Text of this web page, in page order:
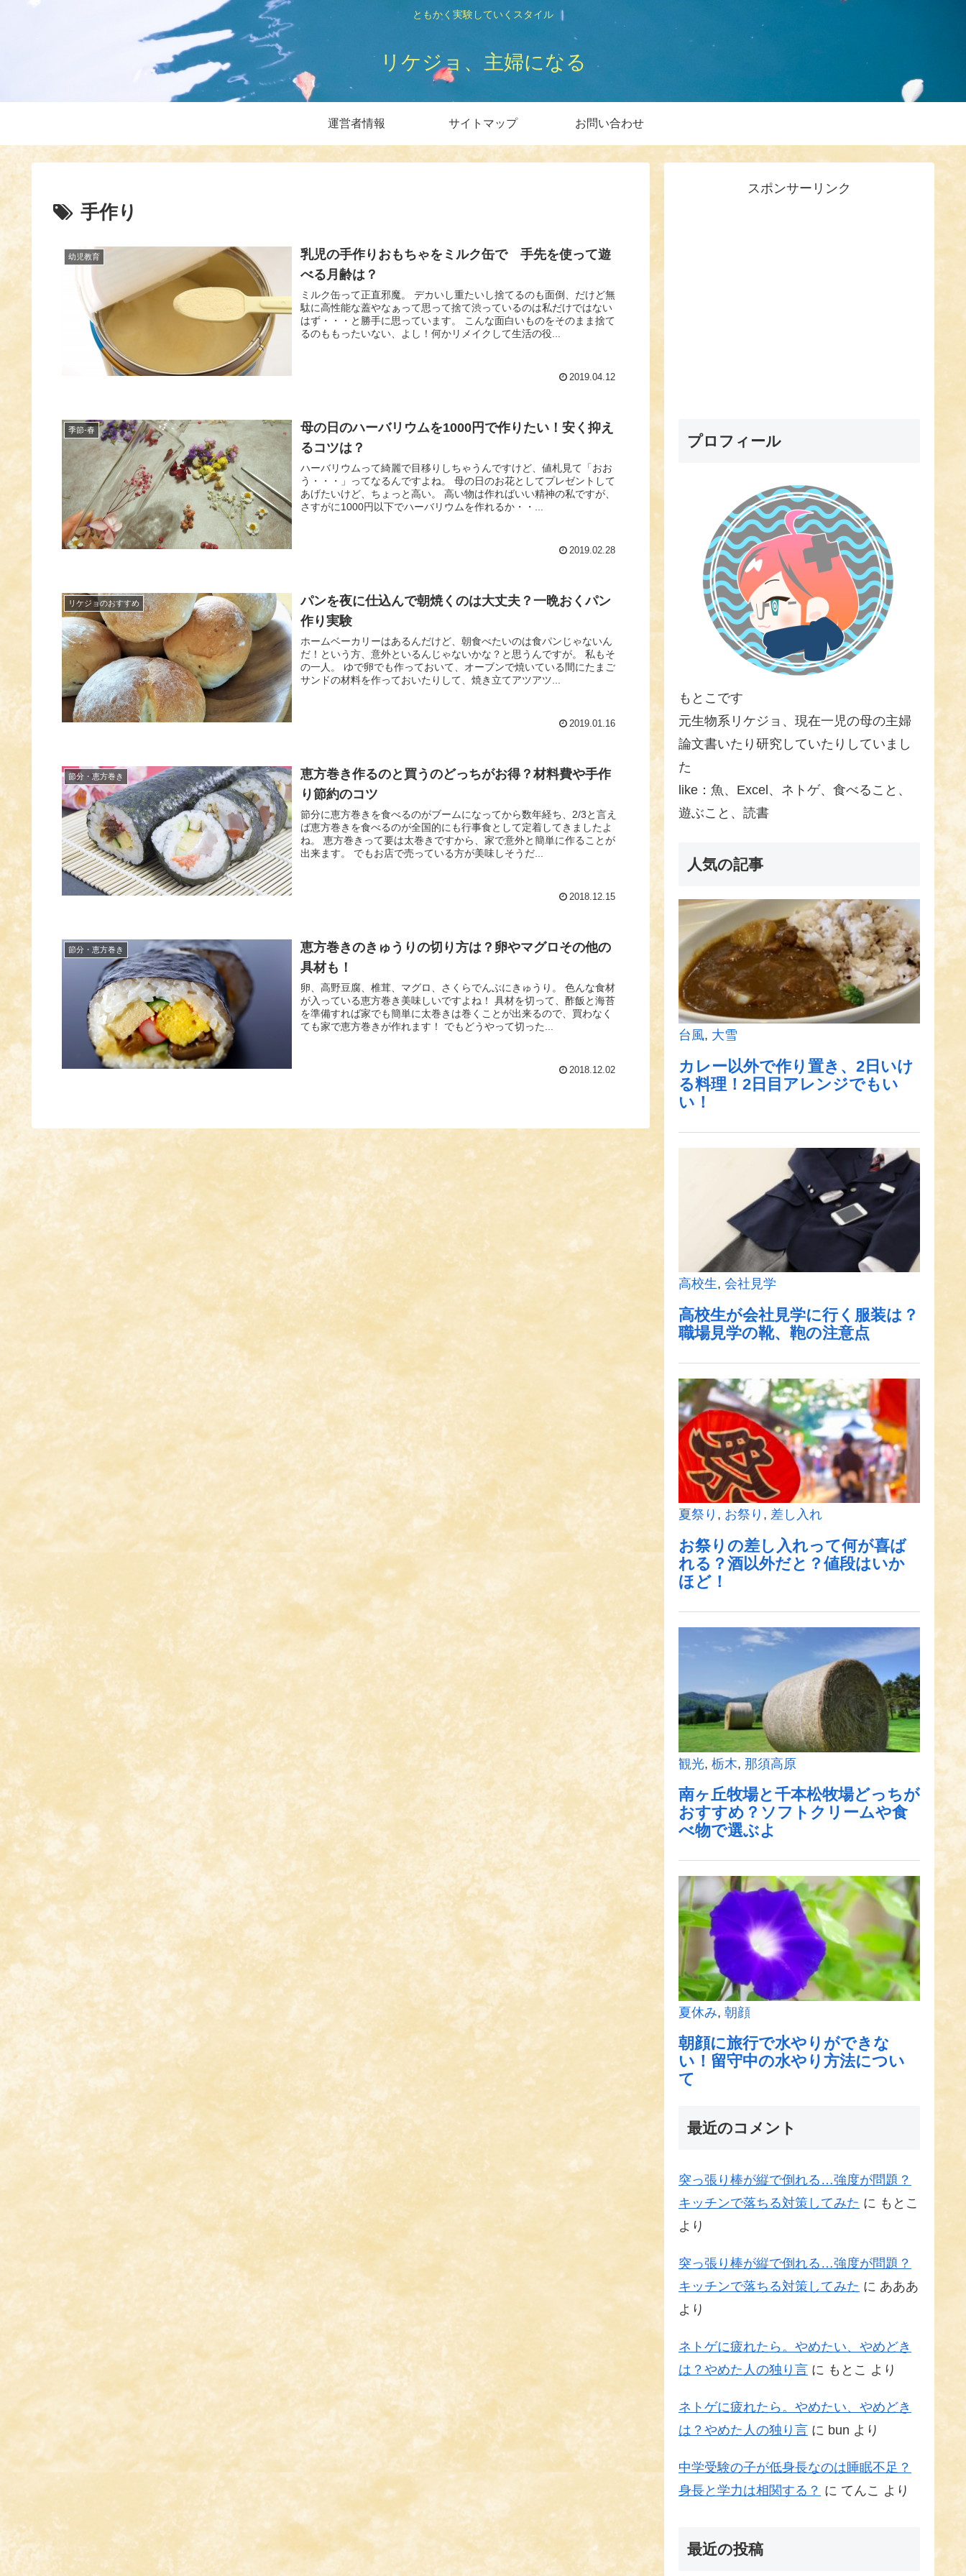
ともかく実験していくスタイル
リケジョ、主婦になる
運営者情報 サイトマップ お問い合わせ
手作り
幼児教育
乳児の手作りおもちゃをミルク缶で 手先を使って遊
べる月齢は？
ミルク缶って正直邪魔。 デカいし重たいし捨てるのも面倒、だけど無
駄に高性能な蓋やなぁって思って捨て渋っているのは私だけではない
はず・・・と勝手に思っています。 こんな面白いものをそのまま捨て
るのももったいない、よし！何かリメイクして生活の役...
2019.04.12
季節-春
母の日のハーバリウムを1000円で作りたい！安く抑え
るコツは？
ハーバリウムって綺麗で目移りしちゃうんですけど、値札見て「おお
う・・・」ってなるんですよね。 母の日のお花としてプレゼントして
あげたいけど、ちょっと高い。 高い物は作ればいい精神の私ですが、
さすがに1000円以下でハーバリウムを作れるか・・...
2019.02.28
リケジョのおすすめ
パンを夜に仕込んで朝焼くのは大丈夫？一晩おくパン
作り実験
ホームベーカリーはあるんだけど、朝食べたいのは食パンじゃないん
だ！という方、意外といるんじゃないかな？と思うんですが。 私もそ
の一人。 ゆで卵でも作っておいて、オーブンで焼いている間にたまご
サンドの材料を作っておいたりして、焼き立てアツアツ...
2019.01.16
節分・恵方巻き
恵方巻き作るのと買うのどっちがお得？材料費や手作
り節約のコツ
節分に恵方巻きを食べるのがブームになってから数年経ち、2/3と言え
ば恵方巻きを食べるのが全国的にも行事食として定着してきましたよ
ね。 恵方巻きって要は太巻きですから、家で意外と簡単に作ることが
出来ます。 でもお店で売っている方が美味しそうだ...
2018.12.15
節分・恵方巻き
恵方巻きのきゅうりの切り方は？卵やマグロその他の
具材も！
卵、高野豆腐、椎茸、マグロ、さくらでんぶにきゅうり。 色んな食材
が入っている恵方巻き美味しいですよね！ 具材を切って、酢飯と海苔
を準備すれば家でも簡単に太巻きは巻くことが出来るので、買わなく
ても家で恵方巻きが作れます！ でもどうやって切った...
2018.12.02
スポンサーリンク
プロフィール
もとこです
元生物系リケジョ、現在一児の母の主婦
論文書いたり研究していたりしていまし
た
like：魚、Excel、ネトゲ、食べること、
遊ぶこと、読書
人気の記事
最近のコメント
突っ張り棒が縦で倒れる…強度が問題？
キッチンで落ちる対策してみた に もとこ
より
突っ張り棒が縦で倒れる…強度が問題？
キッチンで落ちる対策してみた に あああ
より
ネトゲに疲れたら。やめたい、やめどき
は？やめた人の独り言 に もとこ より
ネトゲに疲れたら。やめたい、やめどき
は？やめた人の独り言 に bun より
中学受験の子が低身長なのは睡眠不足？
身長と学力は相関する？ に てんこ より
最近の投稿